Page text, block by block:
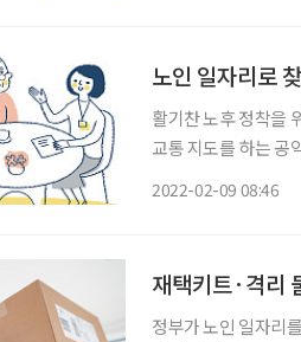
노인 일자리로
활기찬 노후 정착을
교통 지도를 하는 공익활
2022-02-09 08:46
재택키트·격리
정부가 노인 일자리